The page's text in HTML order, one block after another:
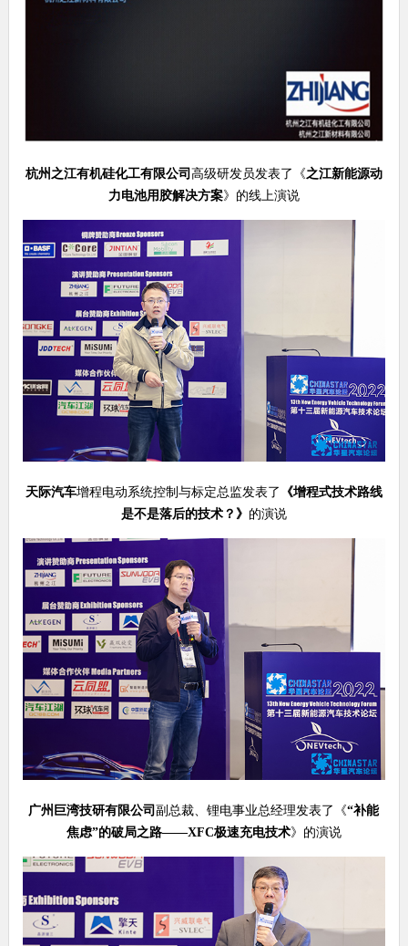
杭州之江有机硅化工有限公司 高级研发员发表了《之江新能源动
力电池用胶解决方案》的线上演说
天际汽车增程电动系统控制与标定总监发表了 《增程式技术路线
是不是落后的技术？ 》 的演说
广州巨湾技研有限公司 副总裁、锂电事业总经理发表了《“补能
焦虑”的破局之路——XFC极速充电技术》的演说